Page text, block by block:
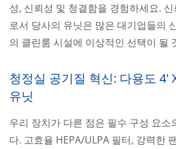
성, 신뢰성 및 청결함을 경험하세요.
로서 당사의 유닛은 많은 대기업들의
의 클린룸 시설에 이상적인 선택이 될
청정실 공기질 혁신: 다용도 4'
유닛
우리 장치가 다른 점은 필수 구성 요소
다. 고효율 HEPA/ULPA 필터, 강력한